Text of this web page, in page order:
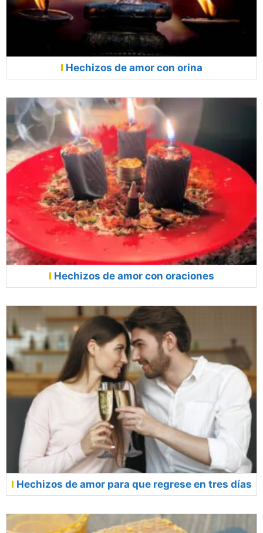
Hechizos de amor con orina
Hechizos de amor con oraciones
Hechizos de amor para que regrese en tres días